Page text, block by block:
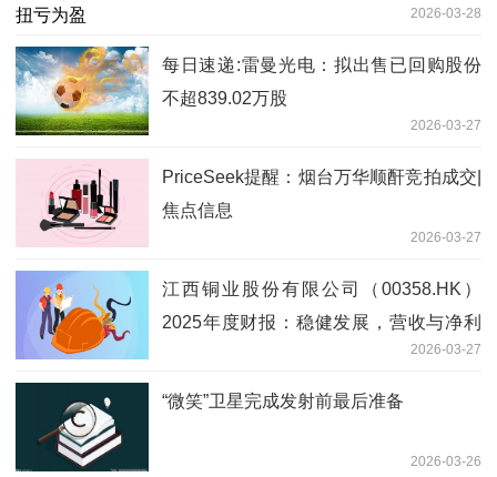
2026-03-28
每日速递:雷曼光电：拟出售已回购股份
不超839.02万股
2026-03-27
PriceSeek提醒：烟台万华顺酐竞拍成交|
焦点信息
2026-03-27
江西铜业股份有限公司（00358.HK）
2025年度财报：稳健发展，营收与净利
2026-03-27
“微笑”卫星完成发射前最后准备
2026-03-26